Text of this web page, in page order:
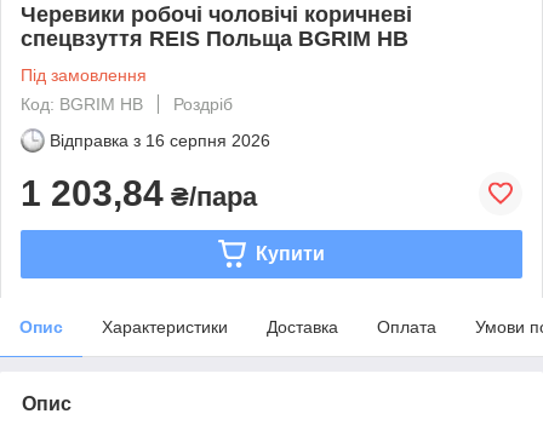
Черевики робочі чоловічі коричневі
спецвзуття REIS Польща BGRIM HB
Під замовлення
Код: BGRIM HB
Роздріб
Відправка з 16 серпня 2026
1 203,84 ₴/пара
Купити
Опис Характеристики Доставка Оплата Умови
Опис